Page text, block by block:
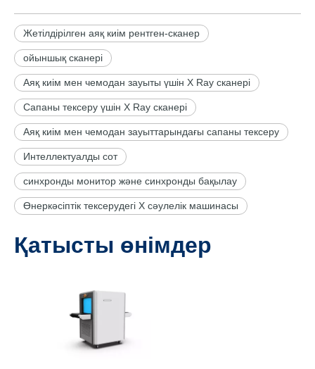
Жетілдірілген аяқ киім рентген-сканер
ойыншық сканері
Аяқ киім мен чемодан зауыты үшін X Ray сканері
Сапаны тексеру үшін X Ray сканері
Аяқ киім мен чемодан зауыттарындағы сапаны тексеру
Интеллектуалды сот
синхронды монитор және синхронды бақылау
Өнеркәсіптік тексерудегі X сәулелік машинасы
Қатысты өнімдер